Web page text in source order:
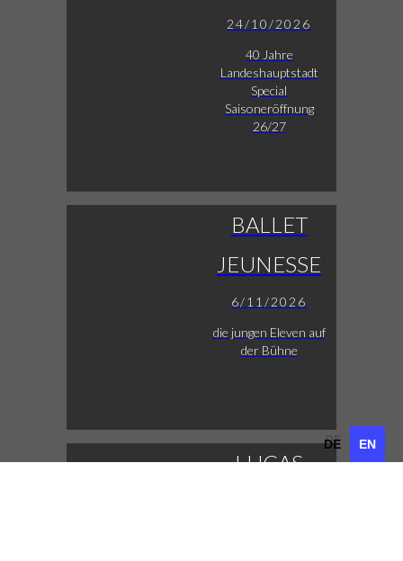
24/10/2026
40 Jahre
Landeshauptstadt
Special
Saisoneröffnung
26/27
BALLET
JEUNESSE
6/11/2026
die jungen Eleven auf
der Bühne
LUCAS
DE EN
DE EN